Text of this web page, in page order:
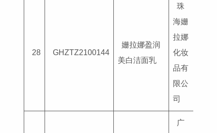
28 GHZTZ2100144
姗拉娜盈润
美白洁面乳
珠
海姗
拉娜
化妆
品有
限公
司
广